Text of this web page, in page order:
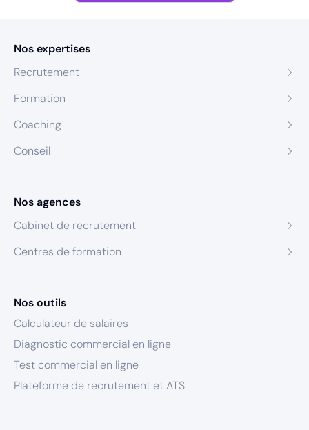
Nos expertises
Recrutement
Formation
Coaching
Conseil
Nos agences
Cabinet de recrutement
Centres de formation
Nos outils
Calculateur de salaires
Diagnostic commercial en ligne
Test commercial en ligne
Plateforme de recrutement et ATS